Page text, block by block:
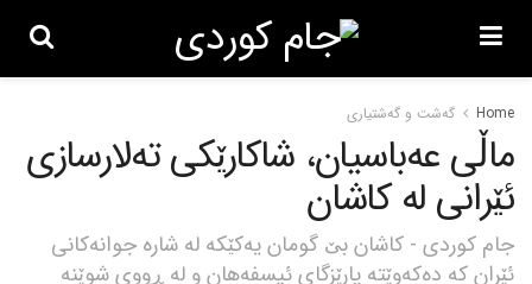
Home گه‌شت و گه‌شتیاری
ماڵی عەباسیان، شاکارێکی تەلارسازی
ئێرانی لە کاشان
جام کوردی - کاشان بێ گومان یەکێکە لە شارە جوانەکانی
ئێران کە دەکەوێتە پارێزگای ئیسفەهان و لە ڕووی شوێنە